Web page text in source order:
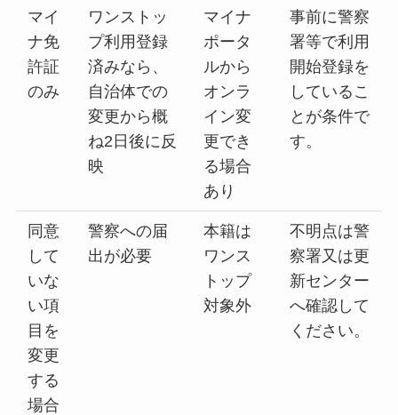
マイ
ナ免
許証
のみ
ワンストッ
プ利用登録
済みなら、
自治体での
変更から概
ね2日後に反
映
マイナ
ポータ
ルから
オンラ
イン変
更でき
る場合
あり
事前に警察
署等で利用
開始登録を
しているこ
とが条件で
す。
同意
して
いな
い項
目を
変更
する
場合
警察への届
出が必要
本籍は
ワンス
トップ
対象外
不明点は警
察署又は更
新センター
へ確認して
ください。